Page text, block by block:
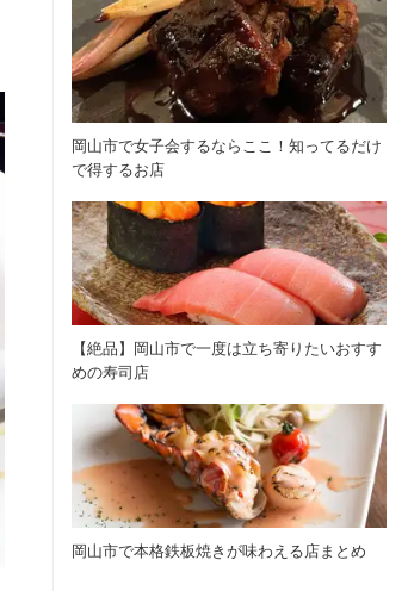
岡山市で女子会するならここ！知ってるだけ
で得するお店
【絶品】岡山市で一度は立ち寄りたいおすす
めの寿司店
岡山市で本格鉄板焼きが味わえる店まとめ